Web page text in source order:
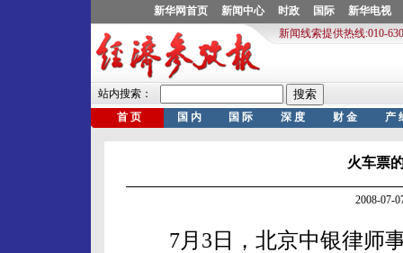
火车票
2008-07-
7月3日，北京中银律师事